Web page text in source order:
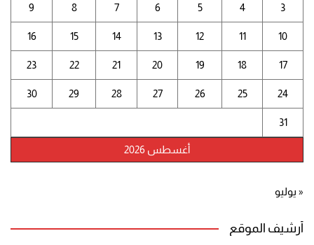
أغسطس 2026
3
4
5
6
7
8
9
10
11
12
13
14
15
16
17
18
19
20
21
22
23
24
25
26
27
28
29
30
31
« يوليو
أرشيف الموقع